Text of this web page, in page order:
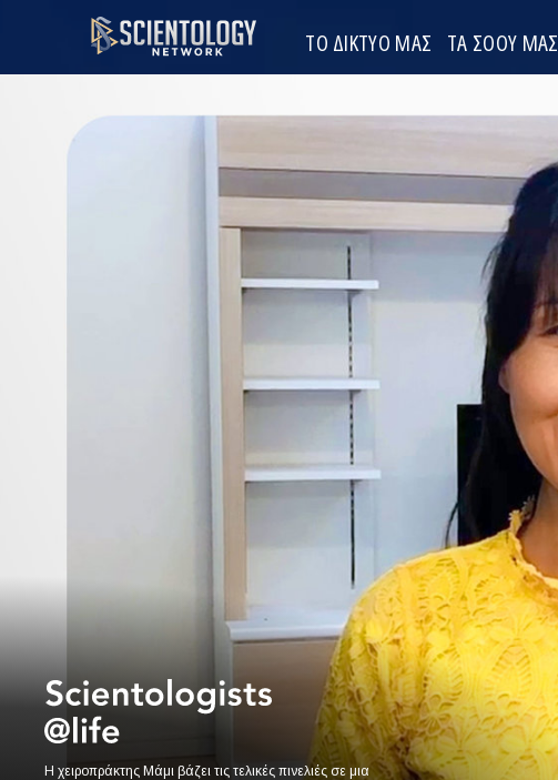
ΤΟ ΔΙΚΤΥΟ ΜΑΣ ΤΑ ΣΟΟΥ ΜΑΣ
Η χειροπράκτης Μάμι βάζει τις τελικές πινελιές σε μια